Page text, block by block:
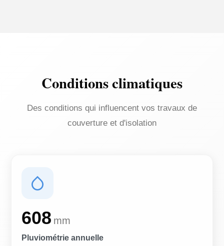
Conditions climatiques
Des conditions qui influencent vos travaux de
couverture et d'isolation
608 mm
Pluviométrie annuelle